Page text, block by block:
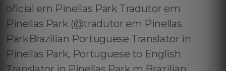
oficial em Pinellas Park Tradutor em
Pinellas Park (@tradutor em Pinellas
ParkBrazilian Portuguese Translator in
Pinellas Park, Portuguese to English